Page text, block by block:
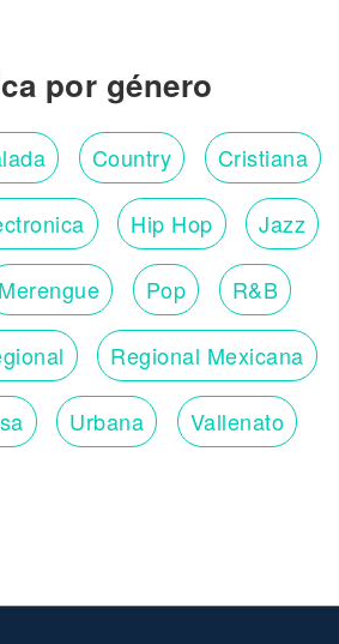
por género
Country Cristiana
Hip Hop Jazz
Merengue Pop R&B
Regional Mexicana
Urbana Vallenato